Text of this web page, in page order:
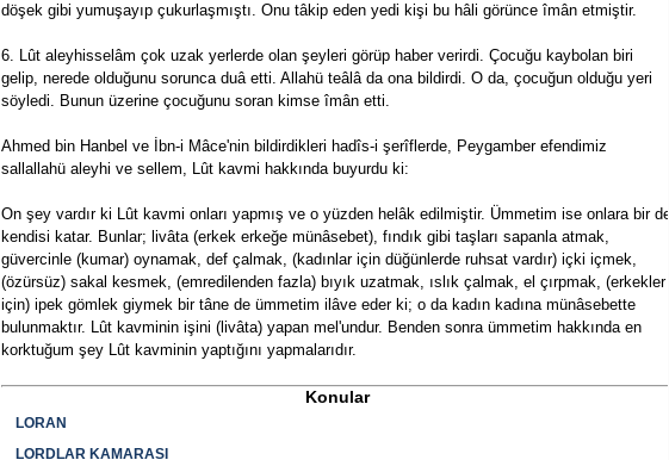
döşek gibi yumuşayıp çukurlaşmıştı. Onu tâkip eden yedi kişi bu hâli görünce îmân etmiştir.
6. Lût aleyhisselâm çok uzak yerlerde olan şeyleri görüp haber verirdi. Çocuğu kaybolan biri
gelip, nerede olduğunu sorunca duâ etti. Allahü teâlâ da ona bildirdi. O da, çocuğun olduğu yeri
söyledi. Bunun üzerine çocuğunu soran kimse îmân etti.
Ahmed bin Hanbel ve İbn-i Mâce'nin bildirdikleri hadîs-i şerîflerde, Peygamber efendimiz
sallallahü aleyhi ve sellem, Lût kavmi hakkında buyurdu ki:
On şey vardır ki Lût kavmi onları yapmış ve o yüzden helâk edilmiştir. Ümmetim ise onlara bir de
kendisi katar. Bunlar; livâta (erkek erkeğe münâsebet), fındık gibi taşları sapanla atmak,
güvercinle (kumar) oynamak, def çalmak, (kadınlar için düğünlerde ruhsat vardır) içki içmek,
(özürsüz) sakal kesmek, (emredilenden fazla) bıyık uzatmak, ıslık çalmak, el çırpmak, (erkekler
için) ipek gömlek giymek bir tâne de ümmetim ilâve eder ki; o da kadın kadına münâsebette
bulunmaktır. Lût kavminin işini (livâta) yapan mel'undur. Benden sonra ümmetim hakkında en
korktuğum şey Lût kavminin yaptığını yapmalarıdır.
Konular
LORAN
LORDLAR KAMARASI